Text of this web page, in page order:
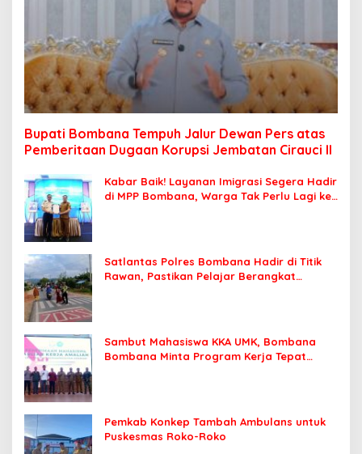
Bupati Bombana Tempuh Jalur Dewan Pers atas
Pemberitaan Dugaan Korupsi Jembatan Cirauci II
Kabar Baik! Layanan Imigrasi Segera Hadir
di MPP Bombana, Warga Tak Perlu Lagi ke
Satlantas Polres Bombana Hadir di Titik
Rawan, Pastikan Pelajar Berangkat
Sambut Mahasiswa KKA UMK, Bombana
Bombana Minta Program Kerja Tepat
Pemkab Konkep Tambah Ambulans untuk
Puskesmas Roko-Roko